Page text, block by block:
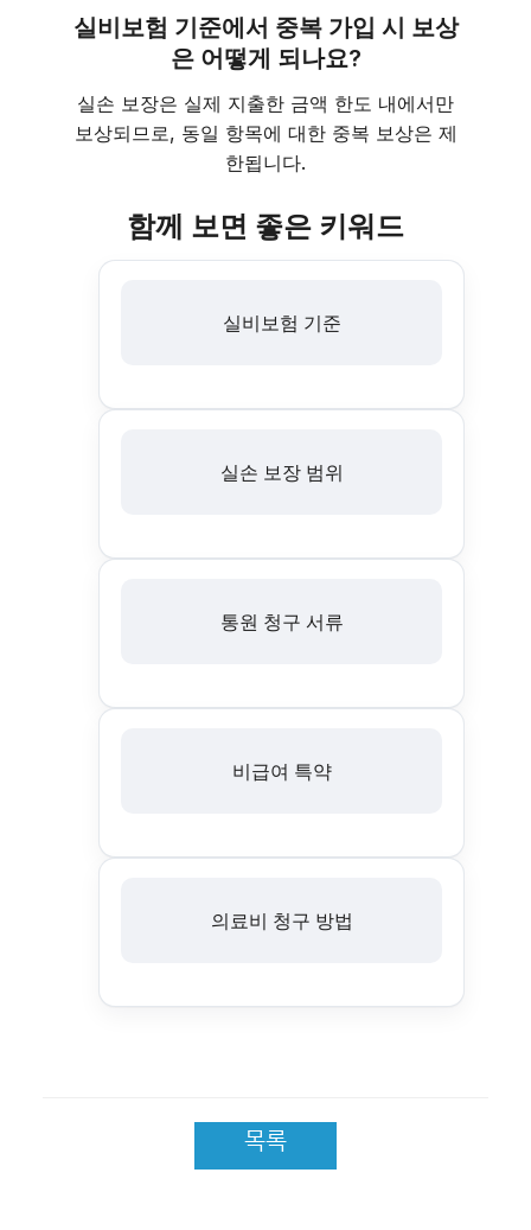
실비보험 기준에서 중복 가입 시 보상
은 어떻게 되나요?
실손 보장은 실제 지출한 금액 한도 내에서만
보상되므로, 동일 항목에 대한 중복 보상은 제
한됩니다.
함께 보면 좋은 키워드
실비보험 기준
실손 보장 범위
통원 청구 서류
비급여 특약
의료비 청구 방법
목록